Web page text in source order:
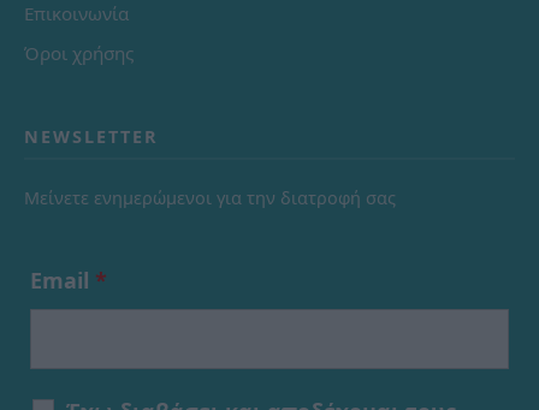
Επικοινωνία
Όροι χρήσης
NEWSLETTER
Μείνετε ενημερώμενοι για την διατροφή σας
Email *